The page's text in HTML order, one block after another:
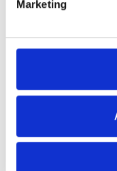
Marketing
Marterer nur
Ende aber